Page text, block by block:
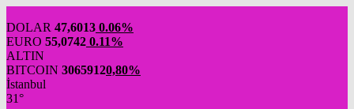
DOLAR 47,6013 0.06%
EURO 55,0742 0.11%
ALTIN
BITCOIN 30659120,80%
İstanbul
31°